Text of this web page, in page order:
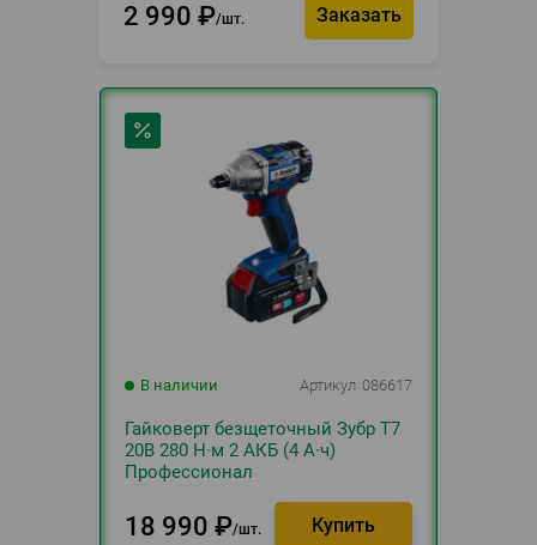
2 990 ₽ шт. Заказать
В наличии Артикул 086617
Гайковерт безщеточный Зубр Т7
20В 280 Н·м 2 АКБ (4 А·ч)
Профессионал
18 990 ₽ шт.